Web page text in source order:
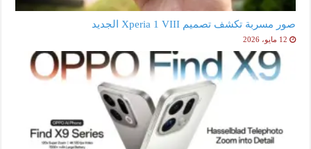
صور مسربة تكشف تصميم Xperia 1 VIII الجديد
12 مايو، 2026